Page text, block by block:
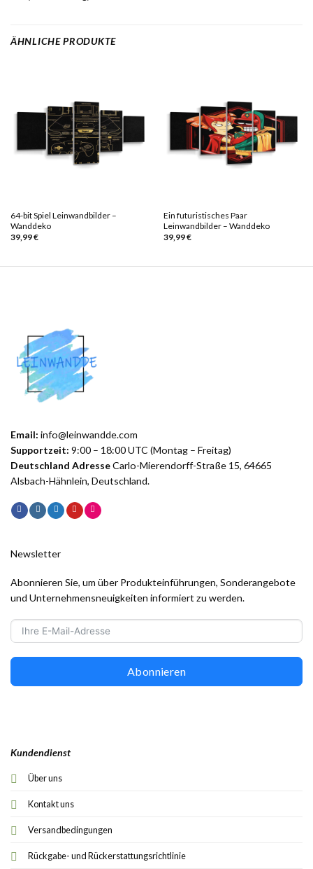
ÄHNLICHE PRODUKTE
64-bit Spiel Leinwandbilder –
Wanddeko
39,99€
Ein futuristisches Paar
Leinwandbilder – Wanddeko
39,99€
Email: info@leinwandde.com
Supportzeit: 9:00 – 18:00 UTC (Montag – Freitag)
Deutschland AdresseCarlo-Mierendorff-Straße 15, 64665
Alsbach-Hähnlein, Deutschland.
Kundendienst
Über uns
Kontakt uns
Versandbedingungen
Rückgabe- und Rückerstattungsrichtlinie
Newsletter
Abonnieren Sie, um über Produkteinführungen, Sonderangebote
und Unternehmensneuigkeiten informiert zu werden.
Abonnieren